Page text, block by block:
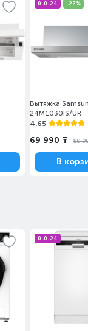
0-0-24 -22%
Вытяжка
24M1030IS/UR
4.65
69 990 ₸ 89
В
0-0-24